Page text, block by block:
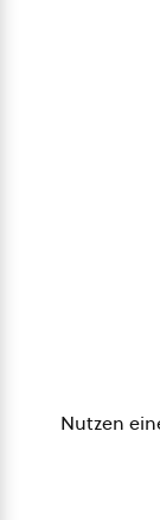
Nutzen